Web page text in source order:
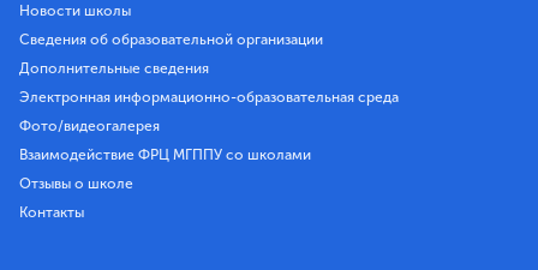
Новости школы
Сведения об образовательной организации
Дополнительные сведения
Электронная информационно-образовательная среда
Фото/видеогалерея
Взаимодействие ФРЦ МГППУ со школами
Отзывы о школе
Контакты